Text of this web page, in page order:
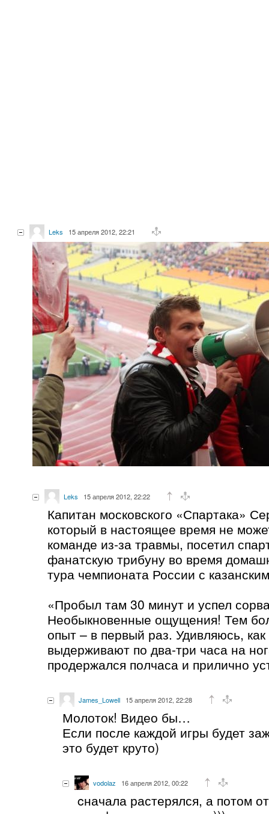
Leks 15 апреля 2012, 22:21
Leks 15 апреля 2012, 22:22
Капитан московского «Спартака»
который в настоящее время не
команде из-за травмы, посетил
фанатскую трибуну во время
тура чемпионата России с
«Пробыл там 30 минут и успел
Необыкновенные ощущения! Тем
опыт – в первый раз. Удивляюсь, как
выдерживают по два-три часа на
продержался полчаса и прилично
James_Lowell 15 апреля 2012, 22:28
Молоток! Видео бы…
Если после каждой игры будет
это будет круто)
vodolaz 16 апреля 2012, 00:22
cначала растерялся, а потом